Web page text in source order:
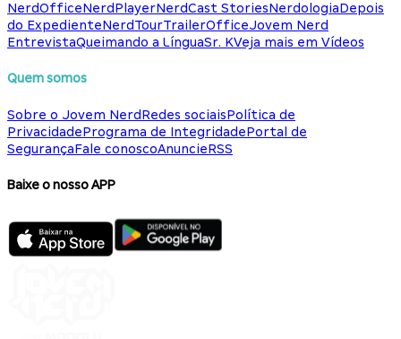
NerdOfficeNerdPlayerNerdCast StoriesNerdologiaDepois
do ExpedienteNerdTourTrailerOfficeJovem Nerd
EntrevistaQueimando a LínguaSr. KVeja mais em Vídeos
Quem somos
Sobre o Jovem NerdRedes sociaisPolítica de
PrivacidadePrograma de IntegridadePortal de
SegurançaFale conoscoAnuncieRSS
Baixe o nosso APP